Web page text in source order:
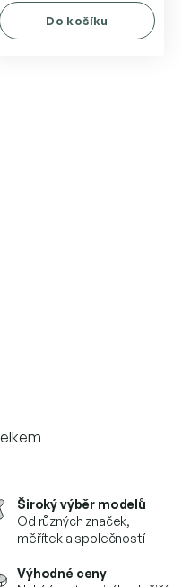
5,0
z
Do košíku
Široký výběr modelů
Od různých značek,
měřítek a společností
Výhodné ceny